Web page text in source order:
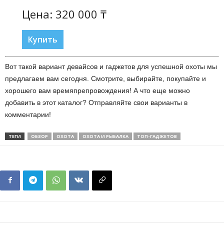
Цена: 320 000 ₸
Купить
Вот такой вариант девайсов и гаджетов для успешной охоты мы
предлагаем вам сегодня. Смотрите, выбирайте, покупайте и
хорошего вам времяпрепровождения! А что еще можно
добавить в этот каталог? Отправляйте свои варианты в
комментарии!
ТЕГИ ОБЗОР ОХОТА ОХОТА И РЫБАЛКА ТОП-ГАДЖЕТОВ